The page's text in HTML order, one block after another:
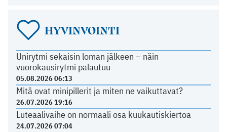
HYVINVOINTI
Unirytmi sekaisin loman jälkeen – näin
vuorokausirytmi palautuu
05.08.2026 06:13
Mitä ovat minipillerit ja miten ne vaikuttavat?
26.07.2026 19:16
Luteaalivaihe on normaali osa kuukautiskiertoa
24.07.2026 07:04